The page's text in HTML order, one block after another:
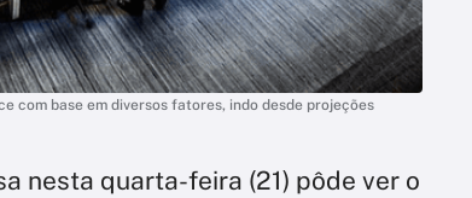
com base em diversos fatores, indo desde projeções
nesta quarta-feira (21) pôde ver o